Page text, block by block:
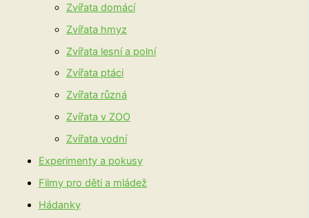
Zvířata domácí
Zvířata hmyz
Zvířata lesní a polní
Zvířata ptáci
Zvířata různá
Zvířata v ZOO
Zvířata vodní
Experimenty a pokusy
Filmy pro děti a mládež
Hádanky